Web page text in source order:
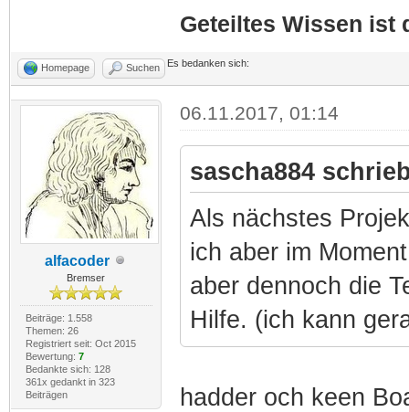
Geteiltes Wissen ist
Homepage Suchen Es bedanken sich:
alfacoder
Bremser
Beiträge: 1.558
Themen: 26
Registriert seit: Oct 2015
Bewertung: 7
Bedankte sich: 128
361x gedankt in 323
Beiträgen
06.11.2017, 01:14
sascha884
Als nächstes
ich aber im
aber dennoch die
Hilfe. (ich kann
hadder och keen